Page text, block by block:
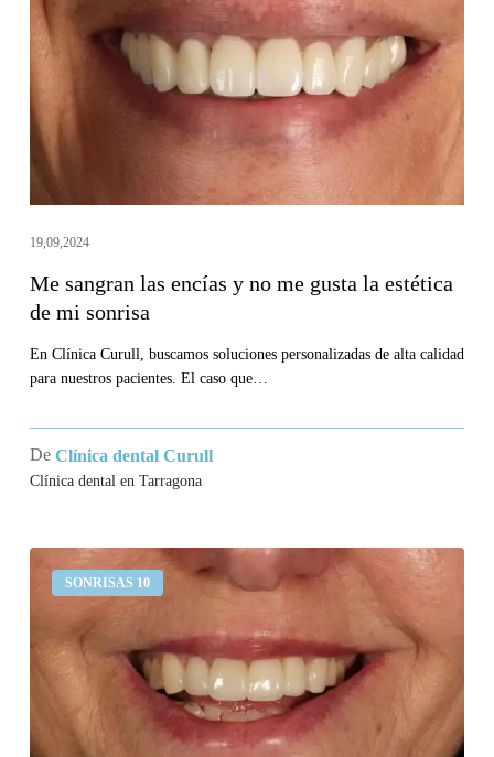
encías
me
gusta
estética
de
sonrisa
19,09,2024
Me sangran las encías y no me gusta la estética
de mi sonrisa
En Clínica Curull, buscamos soluciones personalizadas de alta calidad
para nuestros pacientes. El caso que…
De Clínica dental Curull
Clínica dental en Tarragona
SONRISAS 10
puente
los
incisivos
superiores